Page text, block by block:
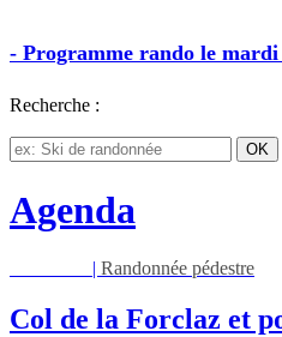
- Programme rando le
Recherche :
Agenda
| Randonnée pédestre
Col de la Forclaz et